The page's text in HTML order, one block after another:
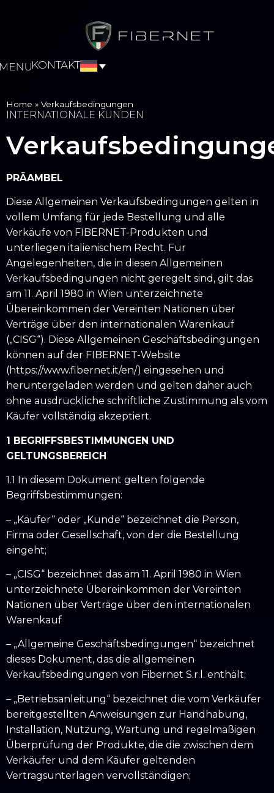
KONTAKT
Home » Verkaufsbedingungen
INTERNATIONALE KUNDEN
PRÄAMBEL
Diese Allgemeinen Verkaufsbedingungen gelten in
vollem Umfang für jede Bestellung und alle
Verkäufe von FIBERNET-Produkten und
unterliegen italienischem Recht. Für
Angelegenheiten, die in diesen Allgemeinen
Verkaufsbedingungen nicht geregelt sind, gilt das
am 11. April 1980 in Wien unterzeichnete
Übereinkommen der Vereinten Nationen über
Verträge über den internationalen Warenkauf
(„CISG“). Diese Allgemeinen Geschäftsbedingungen
können auf der FIBERNET-Website
(https://www.fibernet.it/en/) eingesehen und
heruntergeladen werden und gelten daher auch
ohne ausdrückliche schriftliche Zustimmung als vom
Käufer vollständig akzeptiert.
1 BEGRIFFSBESTIMMUNGEN UND
GELTUNGSBEREICH
1.1 In diesem Dokument gelten folgende
Begriffsbestimmungen:
– „Käufer“ oder „Kunde“ bezeichnet die Person,
Firma oder Gesellschaft, von der die Bestellung
eingeht;
– „CISG“ bezeichnet das am 11. April 1980 in Wien
unterzeichnete Übereinkommen der Vereinten
Nationen über Verträge über den internationalen
Warenkauf
– „Allgemeine Geschäftsbedingungen“ bezeichnet
dieses Dokument, das die allgemeinen
Verkaufsbedingungen von Fibernet S.r.l. enthält;
– „Betriebsanleitung“ bezeichnet die vom Verkäufer
bereitgestellten Anweisungen zur Handhabung,
Installation, Nutzung, Wartung und regelmäßigen
Überprüfung der Produkte, die die zwischen dem
Verkäufer und dem Käufer geltenden
Vertragsunterlagen vervollständigen;